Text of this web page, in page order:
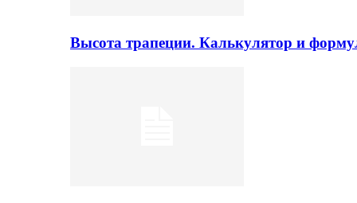
Высота трапеции. Калькулятор и